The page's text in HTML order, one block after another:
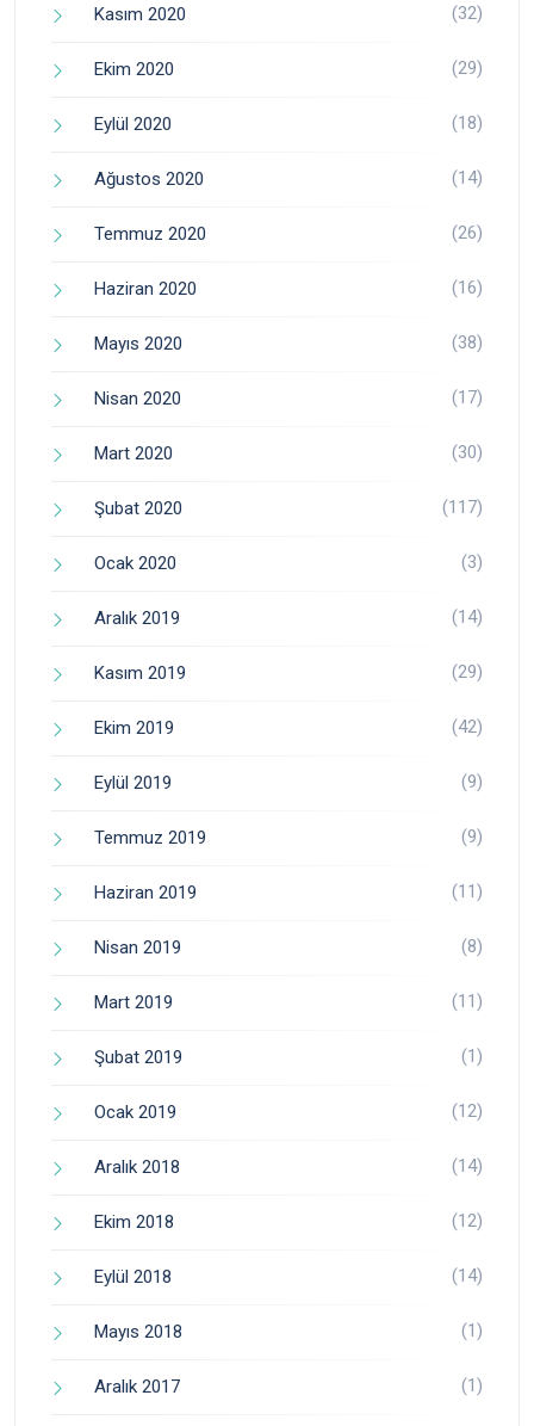
Kasım 2020 (32)
Ekim 2020 (29)
Eylül 2020 (18)
Ağustos 2020 (14)
Temmuz 2020 (26)
Haziran 2020 (16)
Mayıs 2020 (38)
Nisan 2020 (17)
Mart 2020 (30)
Şubat 2020 (117)
Ocak 2020 (3)
Aralık 2019 (14)
Kasım 2019 (29)
Ekim 2019 (42)
Eylül 2019 (9)
Temmuz 2019 (9)
Haziran 2019 (11)
Nisan 2019 (8)
Mart 2019 (11)
Şubat 2019 (1)
Ocak 2019 (12)
Aralık 2018 (14)
Ekim 2018 (12)
Eylül 2018 (14)
Mayıs 2018 (1)
Aralık 2017 (1)